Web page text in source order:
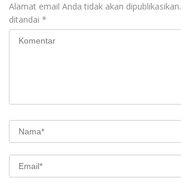
Alamat email Anda tidak akan dipublikasikan.
ditandai *